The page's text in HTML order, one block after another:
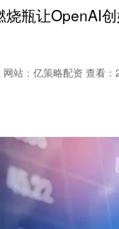
瓶让OpenAI
网站：亿策略配资 查看：